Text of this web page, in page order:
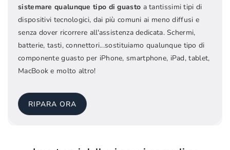
sistemare qualunque tipo di guasto a tantissimi tipi di
dispositivi tecnologici, dai più comuni ai meno diffusi e
senza dover ricorrere all'assistenza dedicata. Schermi,
batterie, tasti, connettori...sostituiamo qualunque tipo di
componente guasto per iPhone, smartphone, iPad, tablet,
MacBook e molto altro!
RIPARA ORA